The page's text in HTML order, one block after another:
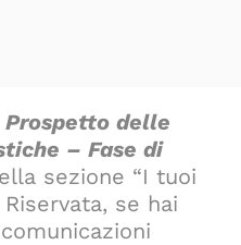
Prospetto delle
– Fase di
sezione “I tuoi
se hai